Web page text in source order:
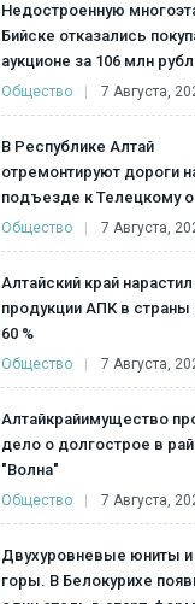
Недостроенную
Бийске отказались
аукционе за 106 млн
Общество 7 Августа,
В Республике Алтай
отремонтируют дороги
подъезде к Телецкому
Общество 7 Августа,
Алтайский край
продукции АПК в страны
60 %
Общество 7 Августа,
Алтайкрайимущество
дело о долгострое в
"Волна"
Общество 7 Августа,
Двухуровневые юниты и
горы. В Белокурихе